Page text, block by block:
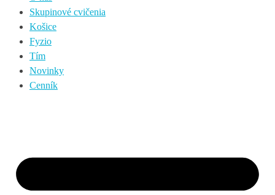
Skupinové cvičenia
Košice
Fyzio
Tím
Novinky
Cenník